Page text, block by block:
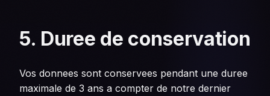
5. Duree de conservation
Vos donnees sont conservees pendant une duree
maximale de 3 ans a compter de notre dernier